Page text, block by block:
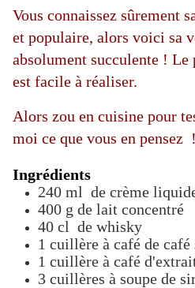
Vous connaissez sûrement
et populaire, alors voici sa
absolument succulente !
est facile à réaliser.
Alors zou en cuisine pour
moi ce que vous en pensez !
Ingrédients
240 ml de crème
400 g de lait concentré
40 cl de whisky
1 cuillère à café de café
1 cuillère à café d'
3 cuillères à soupe de